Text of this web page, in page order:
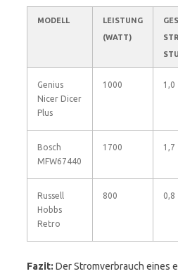
MODELL
LEISTUNG
(WATT)
Genius
Nicer Dicer
Plus
1000 1,0
Bosch
MFW67440
1700 1,7
Russell
Hobbs
Retro
800 0,8
Fazit: Der Stromverbrauch eines